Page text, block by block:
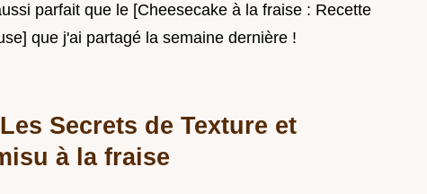
parfait que le [Cheesecake à la fraise : Recette
que j'ai partagé la semaine dernière !
Secrets de Texture et
à la fraise